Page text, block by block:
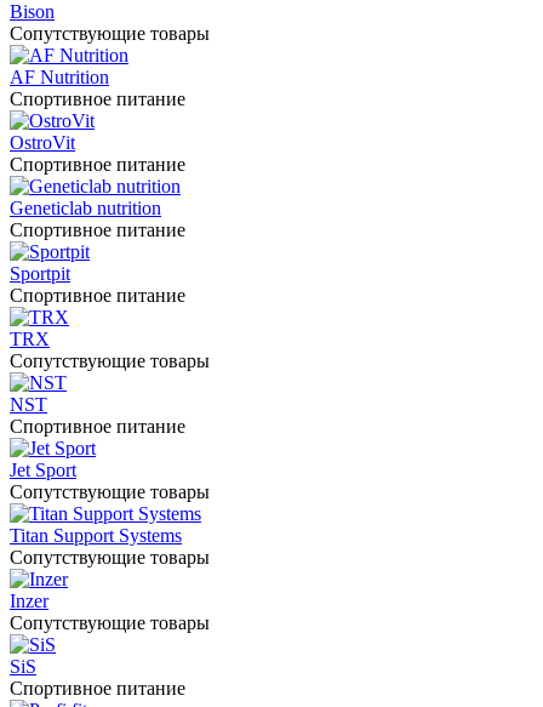
Bison
Сопутствующие товары
AF Nutrition
Спортивное питание
OstroVit
Спортивное питание
Geneticlab nutrition
Спортивное питание
Sportpit
Спортивное питание
TRX
Сопутствующие товары
NST
Спортивное питание
Jet Sport
Сопутствующие товары
Titan Support Systems
Сопутствующие товары
Inzer
Сопутствующие товары
SiS
Спортивное питание